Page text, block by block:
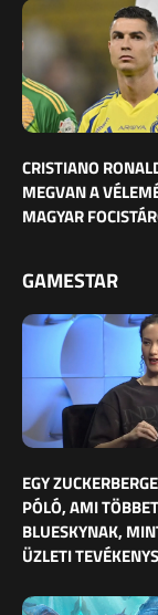
CRISTIANO
MEGVAN A
MAGYAR
GAMESTAR
EGY
PÓLÓ, AMI
BLUESKYNAK,
ÜZLETI